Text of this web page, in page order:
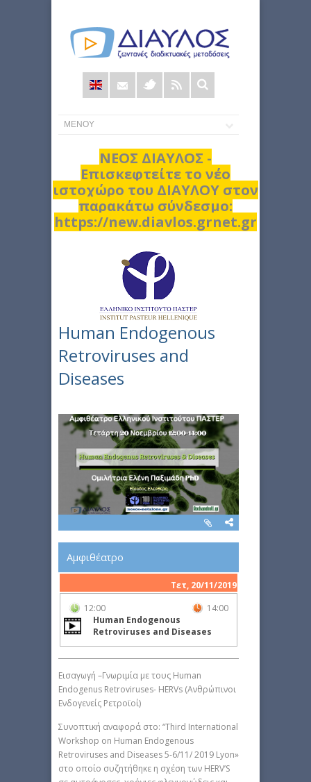
Φόρμα
αναζήτησης
ΝΕΟΣ ΔΙΑΥΛΟΣ -
Επισκεφτείτε το νέο
ιστοχώρο του ΔΙΑΥΛΟΥ στον
παρακάτω σύνδεσμο:
https://new.diavlos.grnet.gr
Human Endogenous
Retroviruses and
Diseases
Αμφιθέατρο
Τετ, 20/11/2019
12:00
14:00
Human Endogenous
Retroviruses and Diseases
Εισαγωγή –Γνωριμία με τους Human
Endogenus Retroviruses- HERVs (Ανθρώπινοι
Eνδογενείς Pετροϊοί)
Συνοπτική αναφορά στο: “Third International
Workshop on Human Endogenous
Retroviruses and Diseases 5-6/11/ 2019 Lyon»
στο οποίο συζητήθηκε η σχέση των HERV’S